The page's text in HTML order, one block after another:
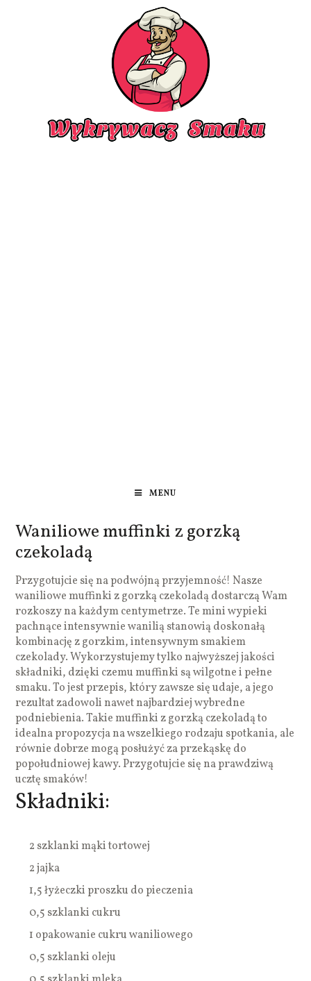
MENU
Waniliowe muffinki z gorzką
czekoladą
Przygotujcie się na podwójną przyjemność! Nasze
waniliowe muffinki z gorzką czekoladą dostarczą Wam
rozkoszy na każdym centymetrze. Te mini wypieki
pachnące intensywnie wanilią stanowią doskonałą
kombinację z gorzkim, intensywnym smakiem
czekolady. Wykorzystujemy tylko najwyższej jakości
składniki, dzięki czemu muffinki są wilgotne i pełne
smaku. To jest przepis, który zawsze się udaje, a jego
rezultat zadowoli nawet najbardziej wybredne
podniebienia. Takie muffinki z gorzką czekoladą to
idealna propozycja na wszelkiego rodzaju spotkania, ale
równie dobrze mogą posłużyć za przekąskę do
popołudniowej kawy. Przygotujcie się na prawdziwą
ucztę smaków!
Składniki:
2 szklanki mąki tortowej
2 jajka
1,5 łyżeczki proszku do pieczenia
0,5 szklanki cukru
1 opakowanie cukru waniliowego
0,5 szklanki oleju